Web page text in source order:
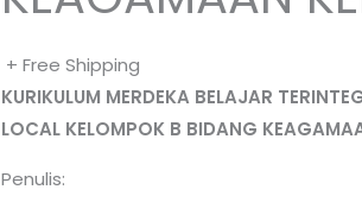
+ Free Shipping
KURIKULUM MERDEKA BELAJAR
LOCAL KELOMPOK B BIDANG
Penulis: